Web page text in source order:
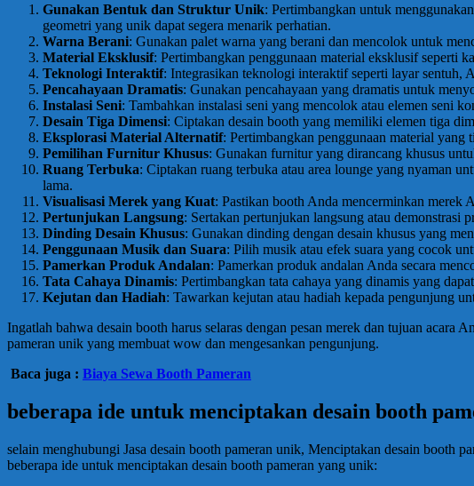
Gunakan Bentuk dan Struktur Unik: Pertimbangkan untuk
geometri yang unik dapat segera menarik perhatian.
Warna Berani: Gunakan palet warna yang berani dan mencolok untuk
Material Eksklusif: Pertimbangkan penggunaan material eksklusif seperti
Teknologi Interaktif: Integrasikan teknologi interaktif seperti layar
Pencahayaan Dramatis: Gunakan pencahayaan yang dramatis untuk
Instalasi Seni: Tambahkan instalasi seni yang mencolok atau elemen seni
Desain Tiga Dimensi: Ciptakan desain booth yang memiliki elemen tiga
Eksplorasi Material Alternatif: Pertimbangkan penggunaan material
Pemilihan Furnitur Khusus: Gunakan furnitur yang dirancang khusus
Ruang Terbuka: Ciptakan ruang terbuka atau area lounge yang nyaman
lama.
Visualisasi Merek yang Kuat: Pastikan booth Anda mencerminkan merek
Pertunjukan Langsung: Sertakan pertunjukan langsung atau
Dinding Desain Khusus: Gunakan dinding dengan desain khusus yang
Penggunaan Musik dan Suara: Pilih musik atau efek suara yang cocok
Pamerkan Produk Andalan: Pamerkan produk andalan Anda secara
Tata Cahaya Dinamis: Pertimbangkan tata cahaya yang dinamis yang
Kejutan dan Hadiah: Tawarkan kejutan atau hadiah kepada pengunjung
Ingatlah bahwa desain booth harus selaras dengan pesan merek dan tujuan acara
pameran unik yang membuat wow dan mengesankan pengunjung.
Baca juga : Biaya Sewa Booth Pameran
beberapa ide untuk menciptakan desain booth
selain menghubungi Jasa desain booth pameran unik, Menciptakan desain booth
beberapa ide untuk menciptakan desain booth pameran yang unik: